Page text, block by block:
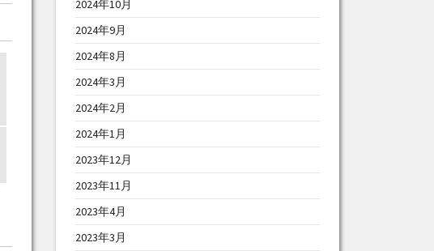
2024年10月
2024年9月
2024年8月
2024年3月
2024年2月
2024年1月
2023年12月
2023年11月
2023年4月
2023年3月